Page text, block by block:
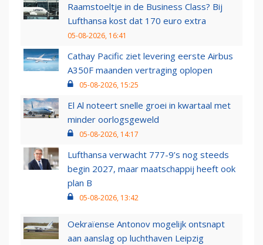
Raamstoeltje in de Business Class? Bij
Lufthansa kost dat 170 euro extra
05-08-2026, 16:41
Cathay Pacific ziet levering eerste Airbus
A350F maanden vertraging oplopen
05-08-2026, 15:25
El Al noteert snelle groei in kwartaal met
minder oorlogsgeweld
05-08-2026, 14:17
Lufthansa verwacht 777-9’s nog steeds
begin 2027, maar maatschappij heeft ook
plan B
05-08-2026, 13:42
Oekraïense Antonov mogelijk ontsnapt
aan aanslag op luchthaven Leipzig